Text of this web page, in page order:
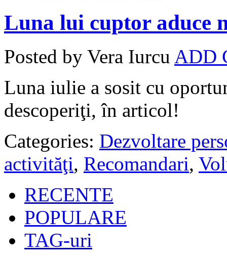
Luna lui cuptor aduce
Posted by Vera Iurcu ADD
Luna iulie a sosit cu
descoperiţi, în articol!
Categories: Dezvoltare
activităţi, Recomandari,
RECENTE
POPULARE
TAG-uri